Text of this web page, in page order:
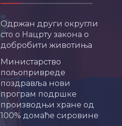
Одржан други округли
сто о Нацрту закона о
добробити животиња
Министарство
пољопривреде
поздравља нови
програм подршке
производњи хране од
100% домаће сировине